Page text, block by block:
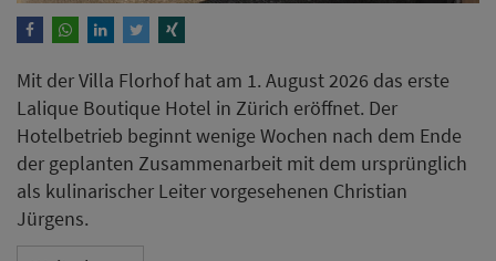
Mit der Villa Florhof hat am 1. August 2026 das erste
Lalique Boutique Hotel in Zürich eröffnet. Der
Hotelbetrieb beginnt wenige Wochen nach dem Ende
der geplanten Zusammenarbeit mit dem ursprünglich
als kulinarischer Leiter vorgesehenen Christian
Jürgens.